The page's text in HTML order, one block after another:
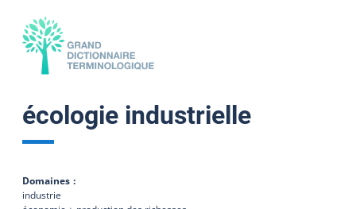
écologie industrielle
Domaines
industrie